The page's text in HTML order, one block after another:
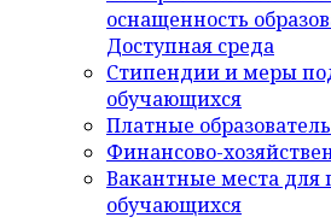
оснащенность
Доступная среда
Стипендии и меры
обучающихся
Платные
Финансово-
Вакантные места для
обучающихся